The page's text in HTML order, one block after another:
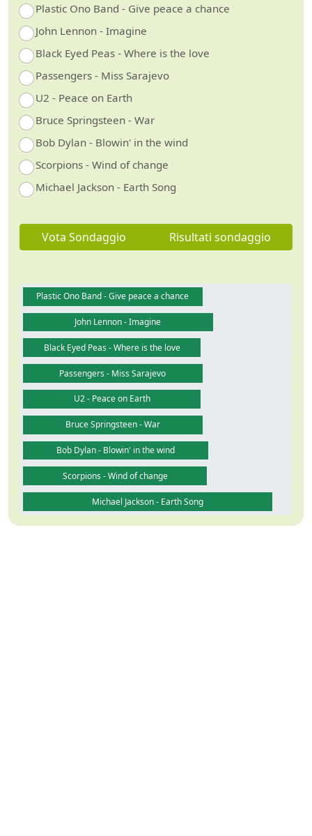
Plastic Ono Band - Give peace a chance
John Lennon - Imagine
Black Eyed Peas - Where is the love
Passengers - Miss Sarajevo
U2 - Peace on Earth
Bruce Springsteen - War
Bob Dylan - Blowin' in the wind
Scorpions - Wind of change
Michael Jackson - Earth Song
Vota Sondaggio Risultati sondaggio
Plastic Ono Band - Give peace a chance
John Lennon - Imagine
Black Eyed Peas - Where is the love
Passengers - Miss Sarajevo
U2 - Peace on Earth
Bruce Springsteen - War
Bob Dylan - Blowin' in the wind
Scorpions - Wind of change
Michael Jackson - Earth Song